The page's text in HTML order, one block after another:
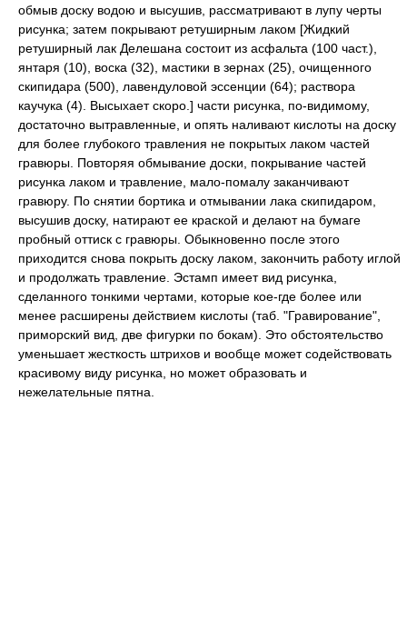
обмыв доску водою и высушив, рассматривают в лупу черты
рисунка; затем покрывают ретуширным лаком [Жидкий
ретуширный лак Делешана состоит из асфальта (100 част.),
янтаря (10), воска (32), мастики в зернах (25), очищенного
скипидара (500), лавендуловой эссенции (64); раствора
каучука (4). Высыхает скоро.] части рисунка, по-видимому,
достаточно вытравленные, и опять наливают кислоты на доску
для более глубокого травления не покрытых лаком частей
гравюры. Повторяя обмывание доски, покрывание частей
рисунка лаком и травление, мало-помалу заканчивают
гравюру. По снятии бортика и отмывании лака скипидаром,
высушив доску, натирают ее краской и делают на бумаге
пробный оттиск с гравюры. Обыкновенно после этого
приходится снова покрыть доску лаком, закончить работу иглой
и продолжать травление. Эстамп имеет вид рисунка,
сделанного тонкими чертами, которые кое-где более или
менее расширены действием кислоты (таб. "Гравирование",
приморский вид, две фигурки по бокам). Это обстоятельство
уменьшает жесткость штрихов и вообще может содействовать
красивому виду рисунка, но может образовать и
нежелательные пятна.